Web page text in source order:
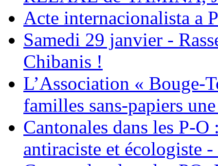
Acte internacionalista a
Samedi 29 janvier -
Chibanis !
L’Association « Bouge-
familles sans-papiers
Cantonales dans les P-
antiraciste et écologiste